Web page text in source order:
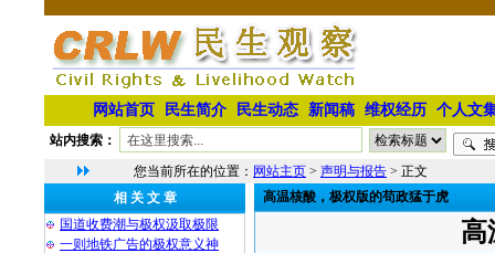
网站首页 民生简介 民生动态 新闻稿 维权经历 个人文
站内搜索：
您当前所在的位置： 网站主页 > 声明与报告 > 正文
相 关 文 章
国道收费潮与极权汲取极限
一则地铁广告的极权意义神
高温核酸，极权版的苟政猛于虎
高